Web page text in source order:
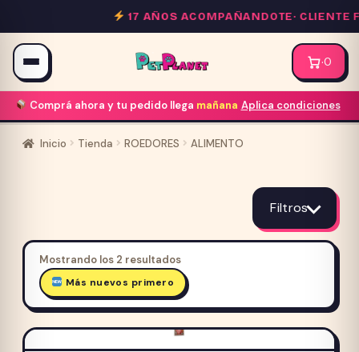
al
contenido
17 AÑOS ACOMPAÑANDOTE·CLIENTE
·0
Comprá ahora y tu pedido llega mañana Aplica condiciones
Inicio Tienda ROEDORES ALIMENTO
Filtros
Precio cliente frecuente
Mostrando los 2 resultadosOrdenado
por
los
últimos
Más nuevos primero